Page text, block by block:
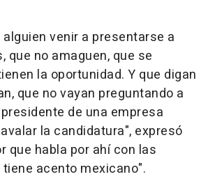
venir a presentarse a
que no amaguen, que se
la oportunidad. Y que digan
que no vayan preguntando a
de una empresa
la candidatura", expresó
que habla por ahí con las
acento mexicano".